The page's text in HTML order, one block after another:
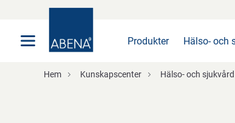
Produkter Hälso- och
Hem Kunskapscenter Hälso- och sjukvård